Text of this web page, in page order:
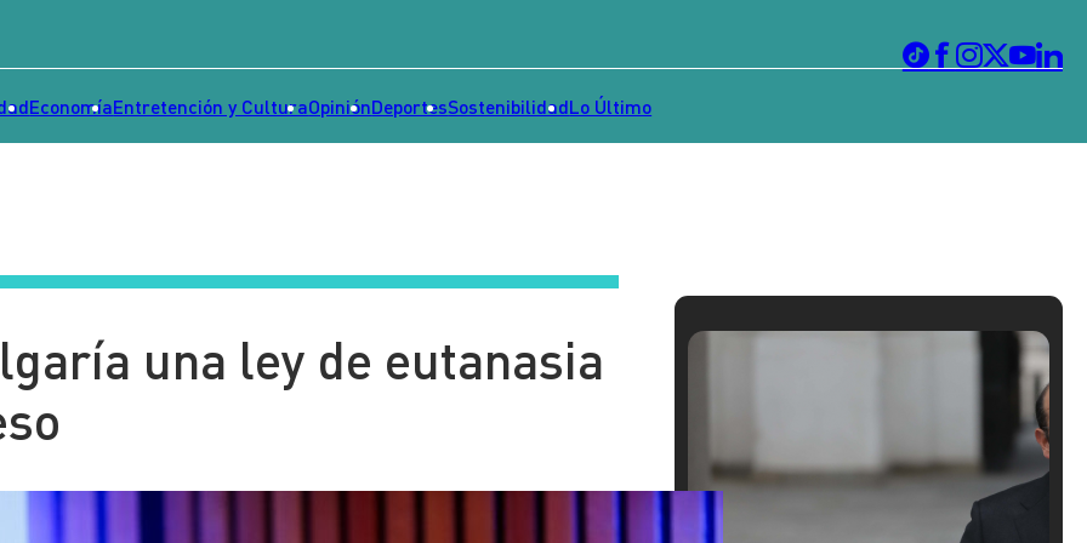
EconomíaEntretención y CulturaOpiniónDeportesSostenibilidadLo Último
una ley de eutanasia